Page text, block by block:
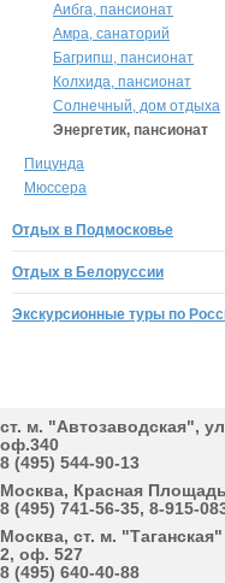
Аибга, пансионат
Амра, санаторий
Багрипш, пансионат
Колхида, пансионат
Солнечный, дом отдыха
Энергетик, пансионат
Пицунда
Мюссера
Отдых в Подмосковье
Отдых в Белоруссии
Экскурсионные туры по
cт. м. "Автозаводская",
оф.340
8 (495) 544-90-13
Москва, Красная
8 (495) 741-56-35, 8-915-
Москва, cт. м.
2, оф. 527
8 (495) 640-40-88